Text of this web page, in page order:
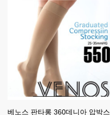
베노스 판타롱 360데니아 압박스